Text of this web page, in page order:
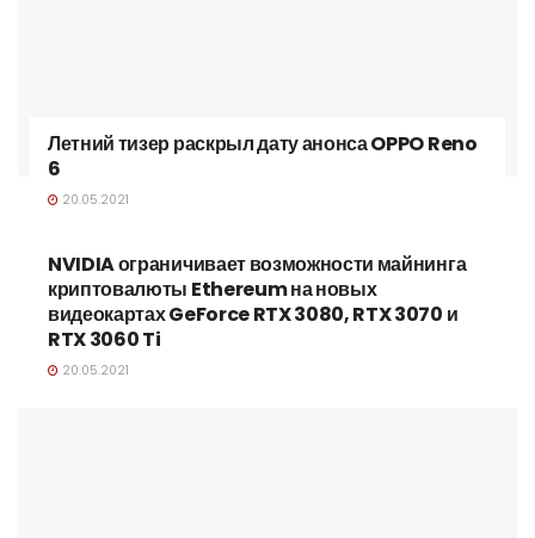
Летний тизер раскрыл дату анонса OPPO Reno
6
20.05.2021
NVIDIA ограничивает возможности майнинга
криптовалюты Ethereum на новых
видеокартах GeForce RTX 3080, RTX 3070 и
RTX 3060 Ti
20.05.2021